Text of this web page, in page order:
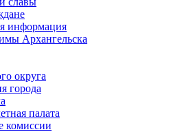
информация
Архангельска
округа
города
палата
комиссии